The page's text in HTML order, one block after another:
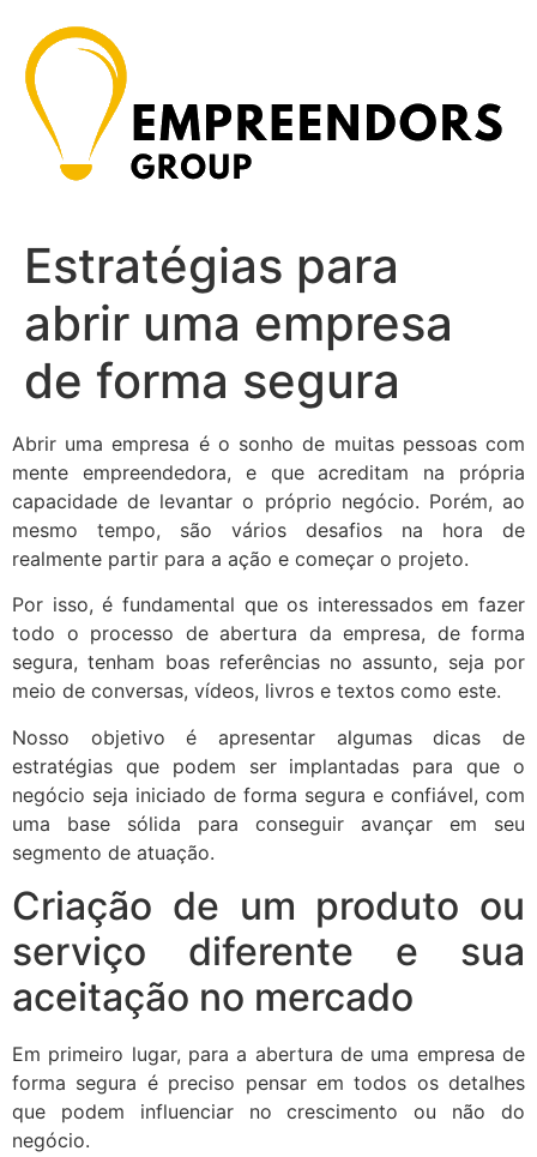
para
conteúdo
Estratégias para
abrir uma empresa
de forma segura
Abrir uma empresa é o sonho de muitas pessoas com
mente empreendedora, e que acreditam na própria
capacidade de levantar o próprio negócio. Porém, ao
mesmo tempo, são vários desafios na hora de
realmente partir para a ação e começar o projeto.
Por isso, é fundamental que os interessados em fazer
todo o processo de abertura da empresa, de forma
segura, tenham boas referências no assunto, seja por
meio de conversas, vídeos, livros e textos como este.
Nosso objetivo é apresentar algumas dicas de
estratégias que podem ser implantadas para que o
negócio seja iniciado de forma segura e confiável, com
uma base sólida para conseguir avançar em seu
segmento de atuação.
Criação de um produto ou
serviço diferente e sua
aceitação no mercado
Em primeiro lugar, para a abertura de uma empresa de
forma segura é preciso pensar em todos os detalhes
que podem influenciar no crescimento ou não do
negócio.